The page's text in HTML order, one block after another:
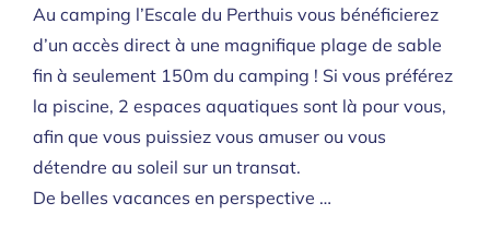
Au camping l’Escale du Perthuis vous bénéficierez
d’un accès direct à une magnifique plage de sable
fin à seulement 150m du camping ! Si vous préférez
la piscine, 2 espaces aquatiques sont là pour vous,
afin que vous puissiez vous amuser ou vous
détendre au soleil sur un transat.
De belles vacances en perspective …